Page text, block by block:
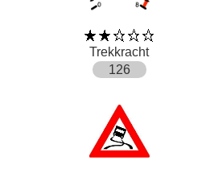
Trekkracht
126